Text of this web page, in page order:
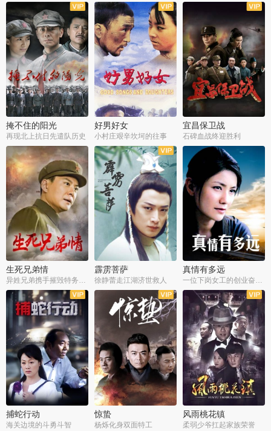
全38集
掩不住的阳光
再现北上抗日先遣队历史
全9集
好男好女
小村庄艰辛坎坷的往事
全35集
宜昌保卫战
石碑血战终迎胜利
全37集
生死兄弟情
异姓兄弟携手摧毁特务阴谋
全40集
霹雳菩萨
徐静蕾走江湖济世救人
全25集
真情有多远
一位下岗女工的创业奋斗史
全22集
捕蛇行动
海关边境的斗勇斗智
全39集
惊蛰
杨烁化身双面特工
全36集
风雨桃花镇
柔弱少爷扛起家族荣誉